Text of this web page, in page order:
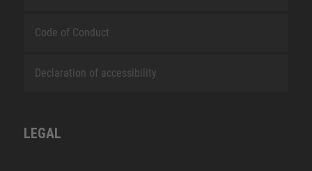
Code of Conduct
Declaration of accessibility
LEGAL